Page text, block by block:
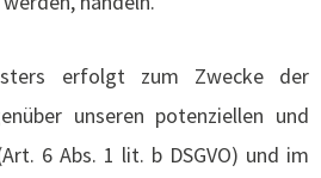
erfolgt zum Zwecke der
unseren potenziellen und
6 Abs. 1 lit. b DSGVO) und im